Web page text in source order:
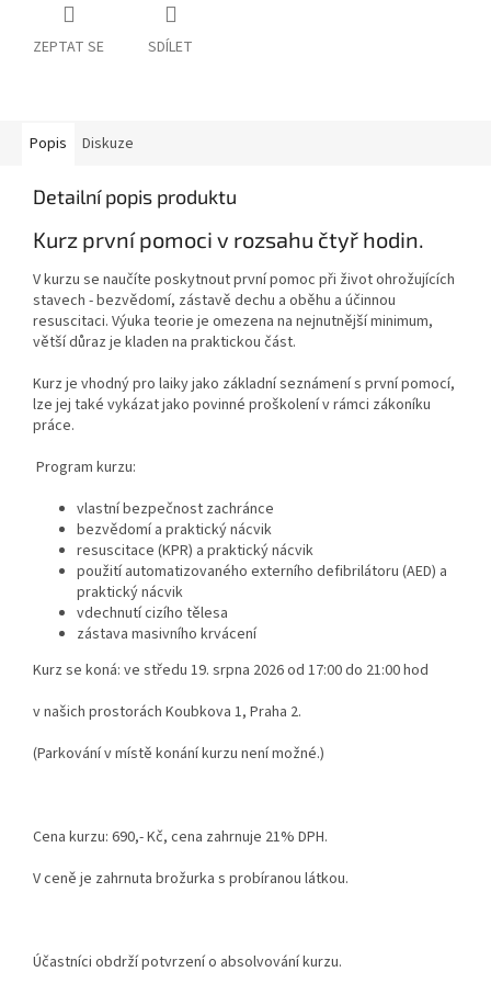
ZEPTAT SE SDÍLET
Popis Diskuze
Detailní popis produktu
Kurz první pomoci v rozsahu čtyř hodin.
V kurzu se naučíte poskytnout první pomoc při život ohrožujících
stavech - bezvědomí, zástavě dechu a oběhu a účinnou
resuscitaci. Výuka teorie je omezena na nejnutnější minimum,
větší důraz je kladen na praktickou část.
Kurz je vhodný pro laiky jako základní seznámení s první pomocí,
lze jej také vykázat jako povinné proškolení v rámci zákoníku
práce.
Program kurzu:
vlastní bezpečnost zachránce
bezvědomí a praktický nácvik
resuscitace (KPR) a praktický nácvik
použití automatizovaného externího defibrilátoru (AED) a
praktický nácvik
vdechnutí cizího tělesa
zástava masivního krvácení
Kurz se koná: ve středu 19. srpna 2026 od 17:00 do 21:00 hod
v našich prostorách Koubkova 1, Praha 2.
(Parkování v místě konání kurzu není možné.)
Cena kurzu: 690,- Kč, cena zahrnuje 21% DPH.
V ceně je zahrnuta brožurka s probíranou látkou.
Účastníci obdrží potvrzení o absolvování kurzu.